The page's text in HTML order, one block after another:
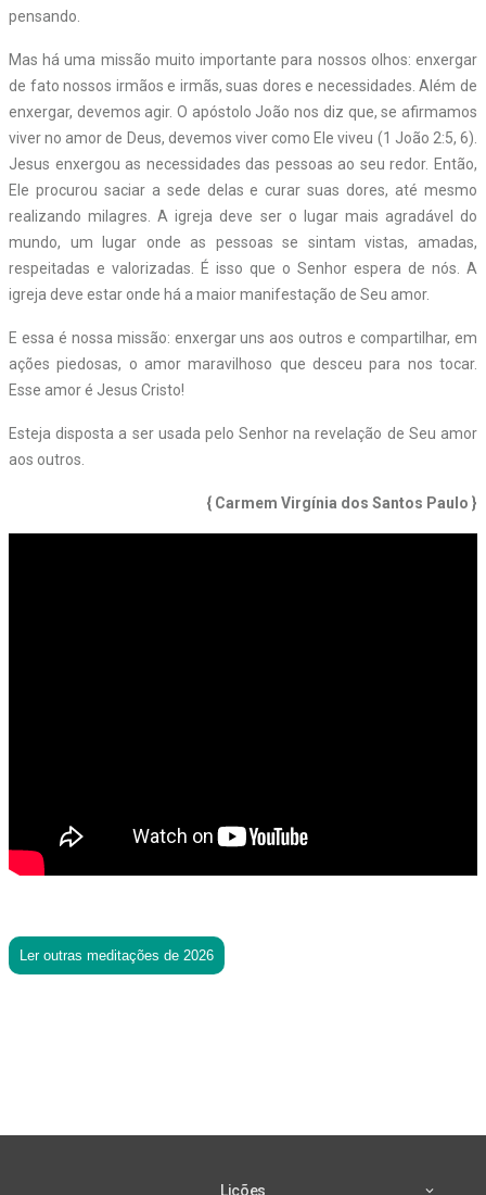
pensando.
Mas há uma missão muito importante para nossos olhos: enxergar
de fato nossos irmãos e irmãs, suas dores e necessidades. Além de
enxergar, devemos agir. O apóstolo João nos diz que, se afirmamos
viver no amor de Deus, devemos viver como Ele viveu (1 João 2:5, 6).
Jesus enxergou as necessidades das pessoas ao seu redor. Então,
Ele procurou saciar a sede delas e curar suas dores, até mesmo
realizando milagres. A igreja deve ser o lugar mais agradável do
mundo, um lugar onde as pessoas se sintam vistas, amadas,
respeitadas e valorizadas. É isso que o Senhor espera de nós. A
igreja deve estar onde há a maior manifestação de Seu amor.
E essa é nossa missão: enxergar uns aos outros e compartilhar, em
ações piedosas, o amor maravilhoso que desceu para nos tocar.
Esse amor é Jesus Cristo!
Esteja disposta a ser usada pelo Senhor na revelação de Seu amor
aos outros.
{ Carmem Virgínia dos Santos Paulo }
Ler outras meditações de 2026
Lições